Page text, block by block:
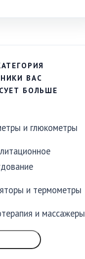
ВАС
БОЛЬШЕ
и глюкометры
и термометры
и массажеры